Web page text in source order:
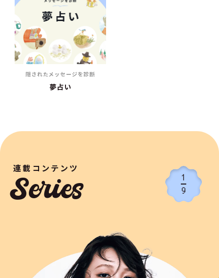
隠されたメッセージを診断
夢占い
連載コンテンツ
Series
1
9